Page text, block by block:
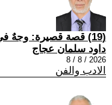
(19) قصة قصيرة: وجهٌ في العتمة
داود سلمان عجاج
2026 / 8 / 8
الادب والفن